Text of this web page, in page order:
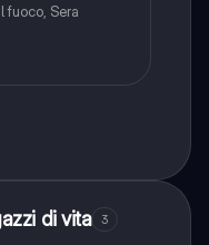
fuoco, Sera
di vita 3